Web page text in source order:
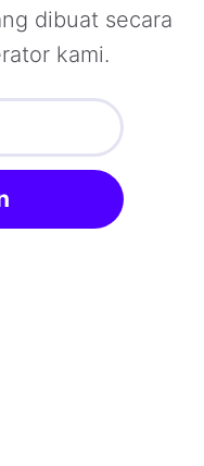
dibuat secara
kami.